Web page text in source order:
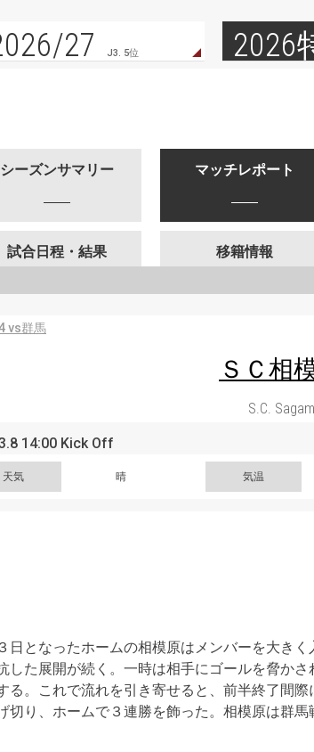
27 J3. 5位 2026
シーズンサマリー マッチレポート
試合日程・結果 移籍情報
vs群馬
ＳＣ相
S.C.
14:00 Kick Off
天気 晴 気温
日となったホームの相模原はメンバーを大き
した展開が続く。一時は相手にゴールを脅か
る。これで流れを引き寄せると、前半終了間
切り、ホームで３連勝を飾った。相模原は群